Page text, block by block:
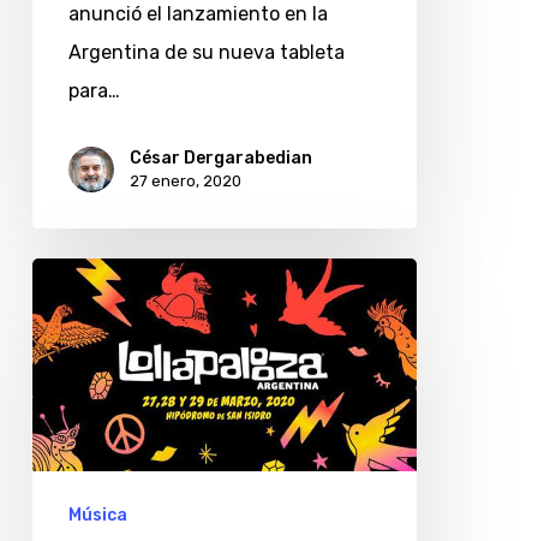
anunció el lanzamiento en la
Argentina de su nueva tableta
para…
César Dergarabedian
27 enero, 2020
Lollapalooza
Argentina
tendrá
Kidzapalooza,
un
espacio
paraMúsica